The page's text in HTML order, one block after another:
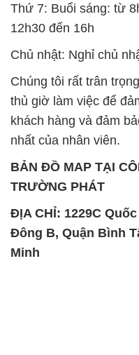
Thứ 7: Buổi sáng: từ
12h30 đến 16h
Chủ nhật: Nghỉ chủ
Chúng tôi rất trân
thủ giờ làm việc để
khách hàng và đảm
nhất của nhân viên.
BẢN ĐỒ MAP TẠI
TRƯỜNG PHÁT
ĐỊA CHỈ: 1229C
Đông B, Quận Bình
Minh